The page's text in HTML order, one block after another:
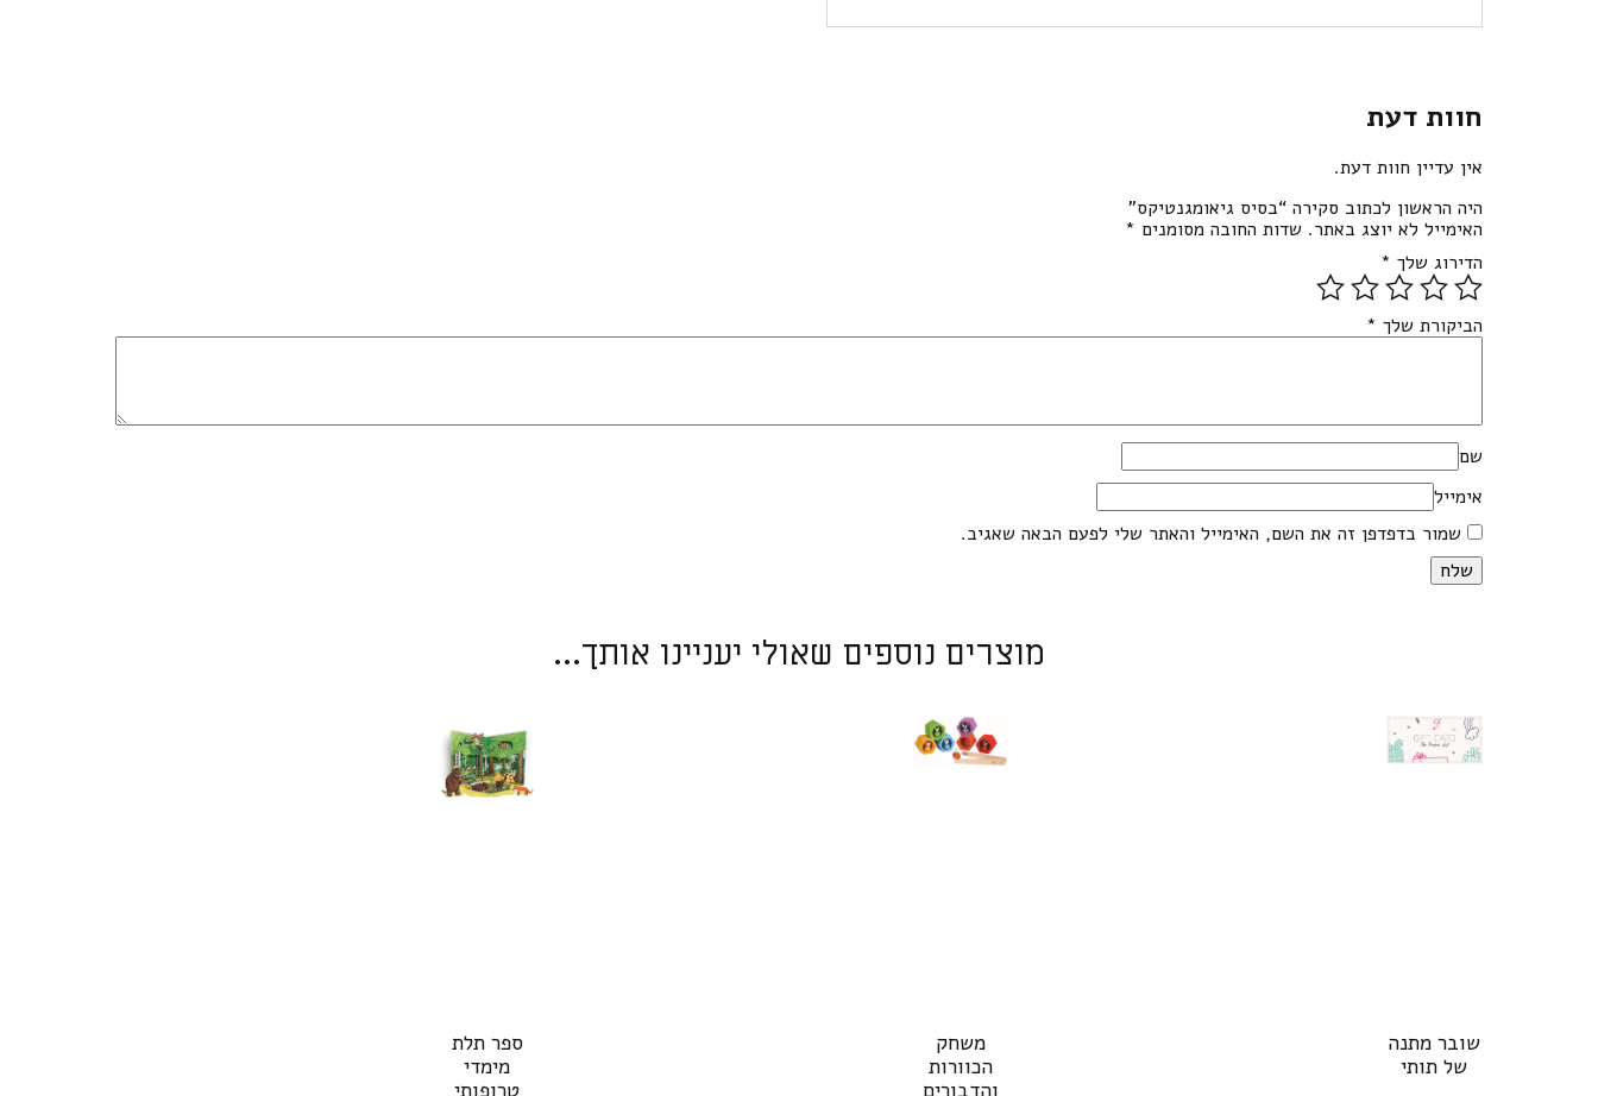
חוות דעת
אין עדיין חוות דעת.
היה הראשון לכתוב סקירה “בסיס גיאומגנטיקס”
האימייל לא יוצג באתר. שדות החובה מסומנים *
הדירוג שלך *
הביקורת שלך *
שם
אימייל
שמור בדפדפן זה את השם, האימייל והאתר שלי לפעם הבאה שאגיב.
מוצרים נוספים שאולי יעניינו אותך...
שובר מתנה
של תותי
משחק
הכוורות
והדבורים
ספר תלת
מימדי
טרופותי